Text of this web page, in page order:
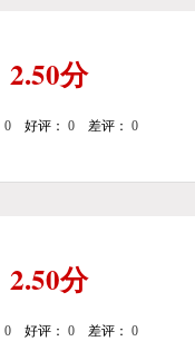
2.50分
0 好评： 0 差评： 0
2.50分
0 好评： 0 差评： 0